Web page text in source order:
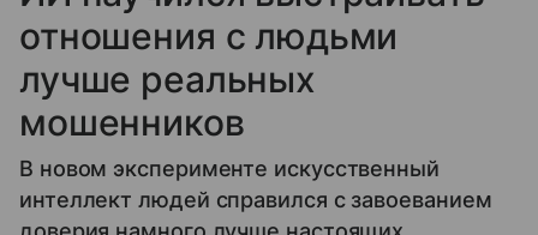
отношения с людьми
лучше реальных
мошенников
В новом эксперименте искусственный
интеллект людей справился с завоеванием